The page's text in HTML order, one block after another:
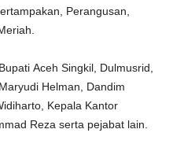
Perangusan,
Aceh Singkil, Dulmusrid,
Helman, Dandim
Kepala Kantor
Reza serta pejabat lain.